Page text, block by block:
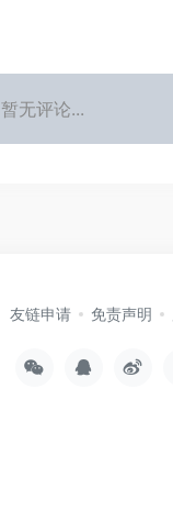
暂无评论...
友链申请 免责声明